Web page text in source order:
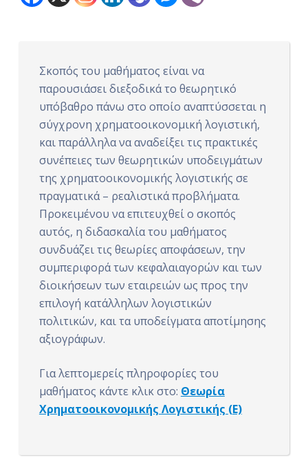
Σκοπός του μαθήματος είναι να
παρουσιάσει διεξοδικά το θεωρητικό
υπόβαθρο πάνω στο οποίο αναπτύσσεται η
σύγχρονη χρηματοοικονομική λογιστική,
και παράλληλα να αναδείξει τις πρακτικές
συνέπειες των θεωρητικών υποδειγμάτων
της χρηματοοικονομικής λογιστικής σε
πραγματικά – ρεαλιστικά προβλήματα.
Προκειμένου να επιτευχθεί ο σκοπός
αυτός, η διδασκαλία του μαθήματος
συνδυάζει τις θεωρίες αποφάσεων, την
συμπεριφορά των κεφαλαιαγορών και των
διοικήσεων των εταιρειών ως προς την
επιλογή κατάλληλων λογιστικών
πολιτικών, και τα υποδείγματα αποτίμησης
αξιογράφων.
Για λεπτομερείς πληροφορίες του
μαθήματος κάντε κλικ στο: Θεωρία
Χρηματοοικονομικής Λογιστικής (E)